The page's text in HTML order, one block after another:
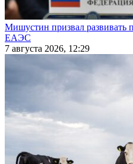
Мишустин призвал развивать
ЕАЭС
7 августа 2026, 12:29